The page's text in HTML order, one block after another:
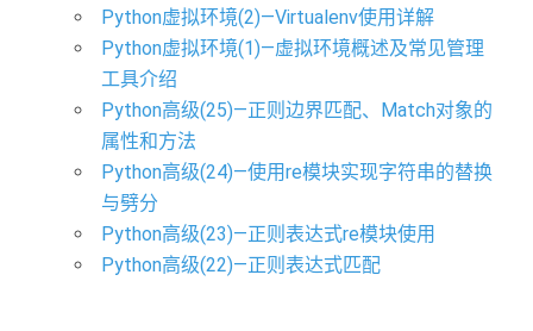
Python虚拟环境(2)—Virtualenv使用详解
Python虚拟环境(1)—虚拟环境概述及常见管理
工具介绍
Python高级(25)—正则边界匹配、Match对象的
属性和方法
Python高级(24)—使用re模块实现字符串的替换
与劈分
Python高级(23)—正则表达式re模块使用
Python高级(22)—正则表达式匹配